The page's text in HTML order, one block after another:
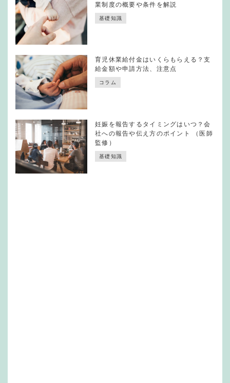
業制度の概要や条件を解説
基礎知識
育児休業給付金はいくらもらえる？支
給金額や申請方法、注意点
コラム
妊娠を報告するタイミングはいつ？会
社への報告や伝え方のポイント （医師
監修）
基礎知識